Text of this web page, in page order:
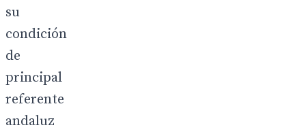
su
condición
de
principal
referente
andaluz